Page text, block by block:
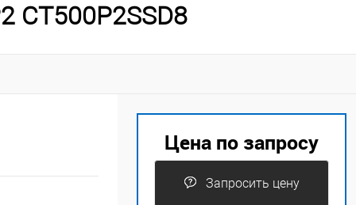
CT500P2SSD8
Цена по запросу
Запросить цену